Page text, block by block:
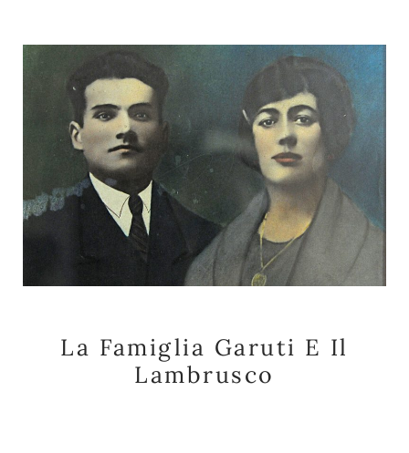
La Famiglia Garuti E Il
Lambrusco